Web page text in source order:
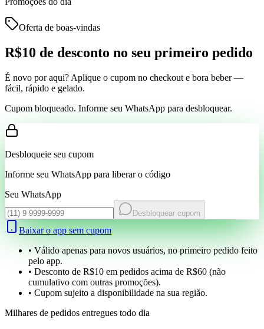
Oferta de boas-vindas
R$10 de desconto no seu primeiro pedido
É novo por aqui? Aplique o cupom no checkout e bora beber —
fácil, rápido e gelado.
Cupom bloqueado. Informe seu WhatsApp para desbloquear.
Desbloqueie seu cupom
Informe seu WhatsApp para liberar o código
Seu WhatsApp
Desbloquear cupom
Baixar o app sem cupom
• Válido apenas para novos usuários, no primeiro pedido feito
pelo app.
• Desconto de R$10 em pedidos acima de R$60 (não
cumulativo com outras promoções).
• Cupom sujeito a disponibilidade na sua região.
Milhares de pedidos entregues todo dia